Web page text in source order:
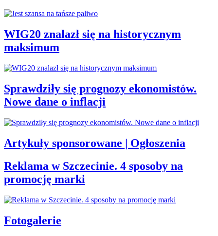
WIG20 znalazł się na historycznym
maksimum
Sprawdziły się prognozy ekonomistów.
Nowe dane o inflacji
Artykuły sponsorowane | Ogłoszenia
Reklama w Szczecinie. 4 sposoby na
promocję marki
Fotogalerie